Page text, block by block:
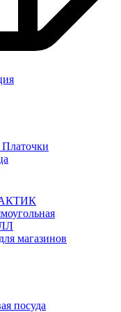
Платочки
магазинов
посуда